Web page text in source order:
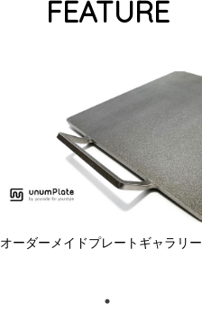
FEATURE
オーダーメイドプレートギャラリー